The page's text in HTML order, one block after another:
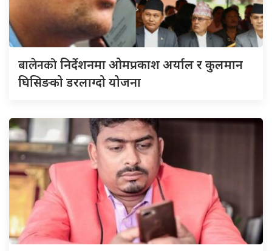
बालेनकोनिर्देशनमा ओमप्रकाश अर्याल र कुलमान
घिसिङको डरलाग्दो योजना